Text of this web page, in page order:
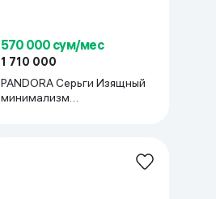
570 000 сум/мес
1 710 000
PANDORA Серьги Изящный
минимализм